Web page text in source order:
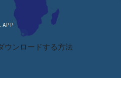
ウンロードする方法